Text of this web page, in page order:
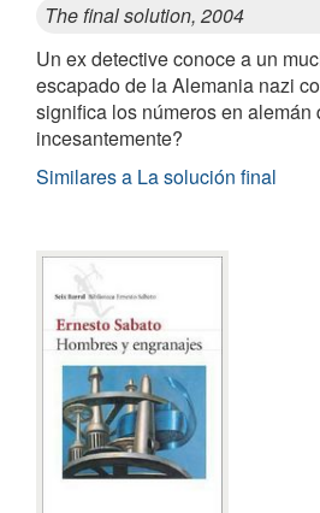
The final solution, 2004
Un ex detective conoce a un
escapado de la Alemania nazi
significa los números en alemán
incesantemente?
Similares a La solución final